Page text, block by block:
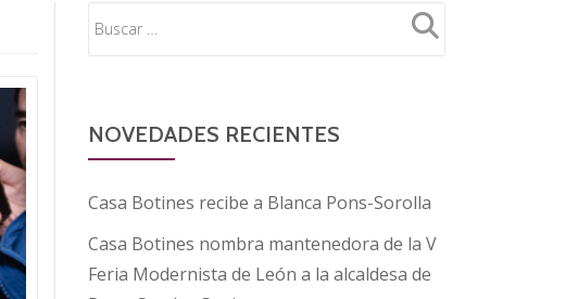
NOVEDADES RECIENTES
Casa Botines recibe a Blanca Pons-Sorolla
Casa Botines nombra mantenedora de la V
Feria Modernista de León a la alcaldesa de